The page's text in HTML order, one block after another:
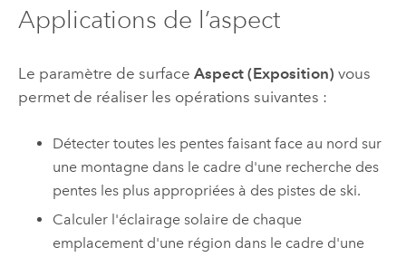
Applications de l’aspect
Le paramètre de surface Aspect (Exposition) vous
permet de réaliser les opérations suivantes :
Détecter toutes les pentes faisant face au nord sur
une montagne dans le cadre d'une recherche des
pentes les plus appropriées à des pistes de ski.
Calculer l'éclairage solaire de chaque
emplacement d'une région dans le cadre d'une